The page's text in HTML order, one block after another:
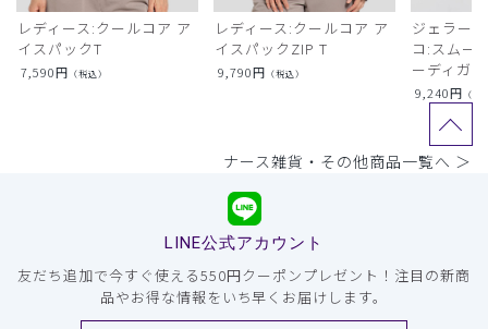
レディース:クールコア ア
イスパックT
7,590円 （税込）
レディース:クールコア ア
イスパックZIP T
9,790円 （税込）
ジェラー
コ:スムー
ーディガン
9,240円 （税
ナース雑貨・その他商品一覧へ ＞
LINE公式アカウント
友だち追加で今すぐ使える550円クーポンプレゼント！注目の新商
品やお得な情報をいち早くお届けします。